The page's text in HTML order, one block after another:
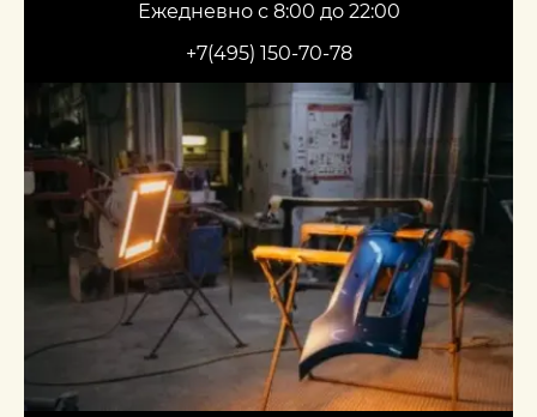
Ежедневно с 8:00 до 22:00
+7(495) 150-70-78